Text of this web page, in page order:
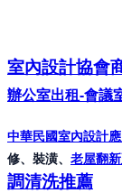
室內設計協會
辦公室出租-會議
中華民國室內設計
修、裝潢、 老屋翻
調清洗推薦